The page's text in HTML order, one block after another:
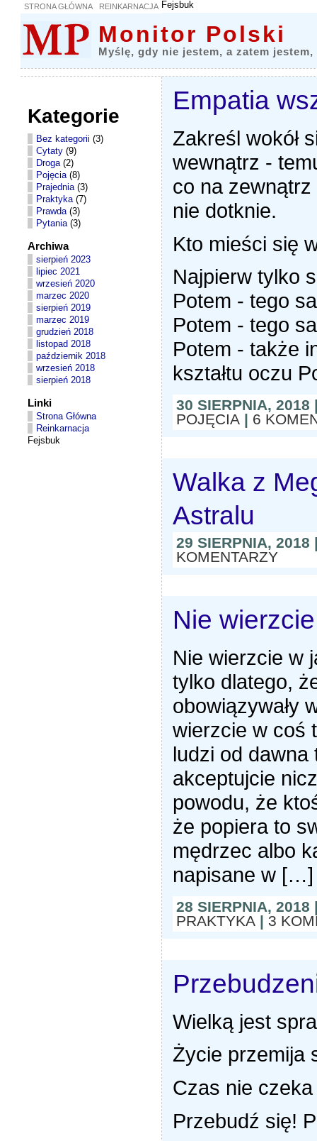
STRONA GŁÓWNA REINKARNACJA Fejsbuk
Monitor Polski
Myślę, gdy nie jestem, a zatem
Kategorie
Bez kategorii (3)
Cytaty (9)
Droga (2)
Pojęcia (8)
Prajednia (3)
Praktyka (7)
Prawda (3)
Pytania (3)
Archiwa
sierpień 2023
lipiec 2021
wrzesień 2020
marzec 2020
sierpień 2019
marzec 2019
grudzień 2018
listopad 2018
październik 2018
wrzesień 2018
sierpień 2018
Linki
Strona Główna
Reinkarnacja
Fejsbuk
Empatia
Zakreśl wokół
wewnątrz -
co na
nie dotknie.
Kto mieści się
Najpierw tylko
Potem - tego
Potem - tego
Potem - także
kształtu oczu
30 SIERPNIA, 2018
POJĘCIA | 6
Walka z
Astralu
29 SIERPNIA, 2018
KOMENTARZY
Nie wierzcie
Nie wierzcie w
tylko dlatego,
obowiązywały
wierzcie w coś
ludzi od
akceptujcie
powodu, że
że popiera to
mędrzec albo
napisane w […]
28 SIERPNIA, 2018
PRAKTYKA | 3
Wielką jest
Życie przemija
Czas nie
Przebudź się!